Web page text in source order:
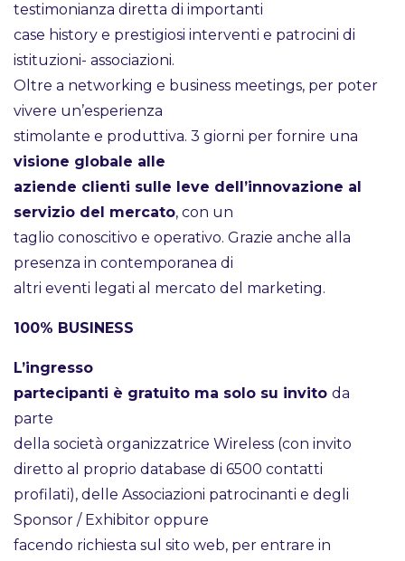
testimonianza diretta di importanti
case history e prestigiosi interventi e patrocini di
istituzioni- associazioni.
Oltre a networking e business meetings, per poter
vivere un’esperienza
stimolante e produttiva. 3 giorni per fornire una
visione globale alle
aziende clienti sulle leve dell’innovazione al
servizio del mercato, con un
taglio conoscitivo e operativo. Grazie anche alla
presenza in contemporanea di
altri eventi legati al mercato del marketing.
100% BUSINESS
L’ingresso
partecipanti è gratuito ma solo su invito da
parte
della società organizzatrice Wireless (con invito
diretto al proprio database di 6500 contatti
profilati), delle Associazioni patrocinanti e degli
Sponsor / Exhibitor oppure
facendo richiesta sul sito web, per entrare in